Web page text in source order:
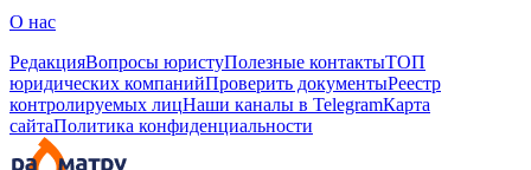
О нас
РедакцияВопросы юристуПолезные контактыТОП
юридических компанийПроверить документыРеестр
контролируемых лицНаши каналы в TelegramКарта
сайтаПолитика конфиденциальности